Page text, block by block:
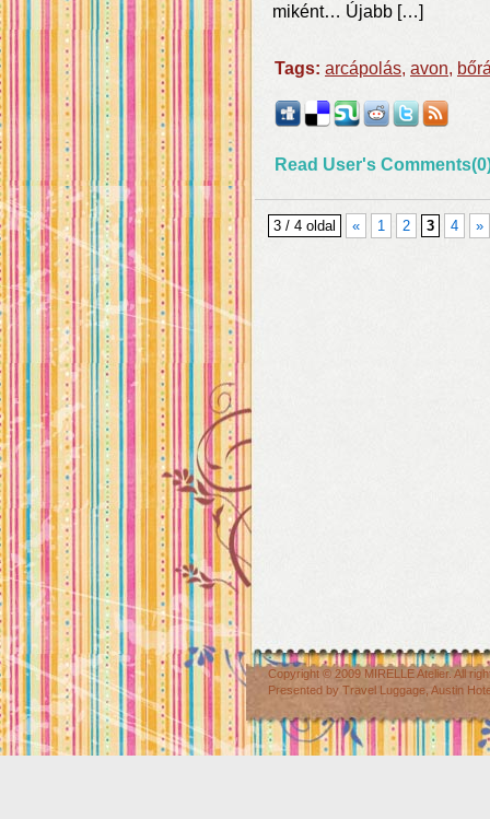
miként… Újabb […]
Tags: arcápolás, avon,
Read User's
3 / 4 oldal « 1 2 3 4 »
Copyright © 2009 MIRELLE Atelier. All
Presented by Travel Luggage Austin